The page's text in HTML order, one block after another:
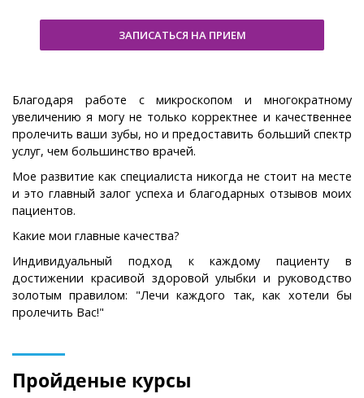
ЗАПИСАТЬСЯ НА ПРИЕМ
Благодаря работе с микроскопом и многократному
увеличению я могу не только корректнее и качественнее
пролечить ваши зубы, но и предоставить больший спектр
услуг, чем большинство врачей.
Мое развитие как специалиста никогда не стоит на месте
и это главный залог успеха и благодарных отзывов моих
пациентов.
Какие мои главные качества?
Индивидуальный подход к каждому пациенту в
достижении красивой здоровой улыбки и руководство
золотым правилом: "Лечи каждого так, как хотели бы
пролечить Вас!"
Пройденые курсы